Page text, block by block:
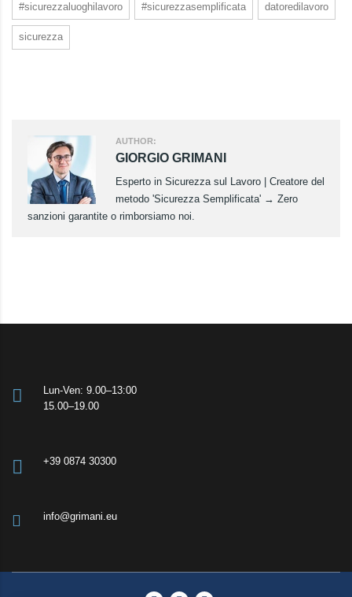
#sicurezzaluoghilavoro #sicurezzasemplificata datoredilavoro
sicurezza
AUTHOR:
GIORGIO GRIMANI
Esperto in Sicurezza sul Lavoro | Creatore del
metodo 'Sicurezza Semplificata' → Zero
sanzioni garantite o rimborsiamo noi.
Lun-Ven: 9.00–13:00
15.00–19.00
+39 0874 30300
info@grimani.eu